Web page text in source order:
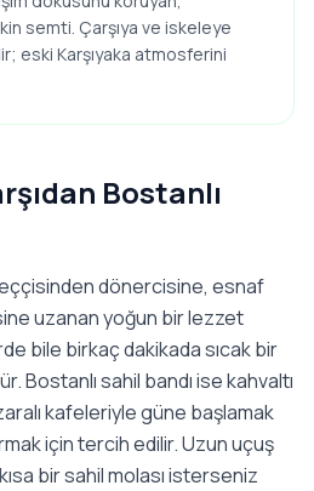
semti. Çarşıya ve iskeleye
eski Karşıyaka atmosferini
Bostanlı
dönercisine, esnaf
uzanan yoğun bir lezzet
bile birkaç dakikada sıcak bir
Bostanlı sahil bandı ise kahvaltı
kafeleriyle güne başlamak
için tercih edilir. Uzun uçuş
bir sahil molası isterseniz